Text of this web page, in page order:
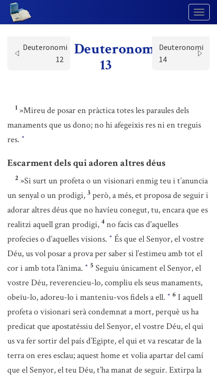
Deuteronomi
12
Deuteronomi
13
Deuteronomi
14
1 »Mireu de posar en pràctica totes les paraules dels
manaments que us dono; no hi afegeixis res ni en treguis
res. *
Escarment dels qui adoren altres déus
2 »Si surt un profeta o un visionari enmig teu i t’anuncia
un senyal o un prodigi, 3 però, a més, et proposa de seguir i
adorar altres déus que no havíeu conegut, tu, encara que es
realitzi aquell gran prodigi, 4 no facis cas d’aquelles
profecies o d’aquelles visions. * És que el Senyor, el vostre
Déu, us vol posar a prova per saber si l’estimeu amb tot el
cor i amb tota l’ànima. * 5 Seguiu únicament el Senyor, el
vostre Déu, reverencieu-lo, compliu els seus manaments,
obeïu-lo, adoreu-lo i manteniu-vos fidels a ell. * 6 I aquell
profeta o visionari serà condemnat a mort, perquè us ha
predicat que apostatéssiu del Senyor, el vostre Déu, el qui
us va fer sortir del país d’Egipte, el qui et va rescatar de la
terra on eres esclau; aquest home et volia apartar del camí
que el Senyor, el teu Déu, t’ha manat de seguir. Extirpa la